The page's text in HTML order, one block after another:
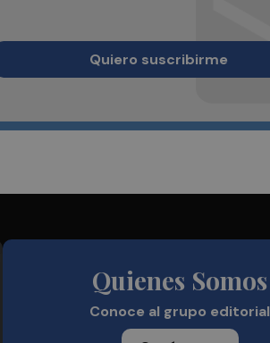
Quiero suscribirme
Quienes Somos
Conoce al grupo editorial